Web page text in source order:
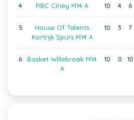
4 RBC Ciney M14 A 10 4 6
5
House Of Talents
Kortrijk Spurs M14 A
10 3 7
6
Basket Willebroek M14
A
10 0 10